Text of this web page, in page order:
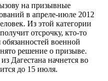
на призывные
в апреле-июле 2012
Из этой категории
отсрочку, кто-то
военной
решение о призыве.
Дагестана начнется во
до 15 июля.